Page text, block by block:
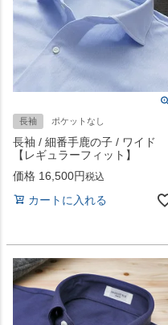
長袖 ポケットなし
長袖 / 細番手鹿の子 / ワイド
【レギュラーフィット】
価格 16,500 税込
カートに入れる